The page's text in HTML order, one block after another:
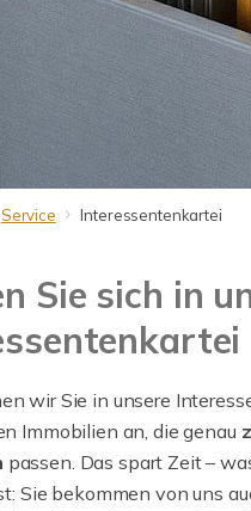
Service Interessentenkartei
Sie sich in
wir Sie in unsere
Immobilien an, die genau
passen. Das spart Zeit –
Sie bekommen von uns